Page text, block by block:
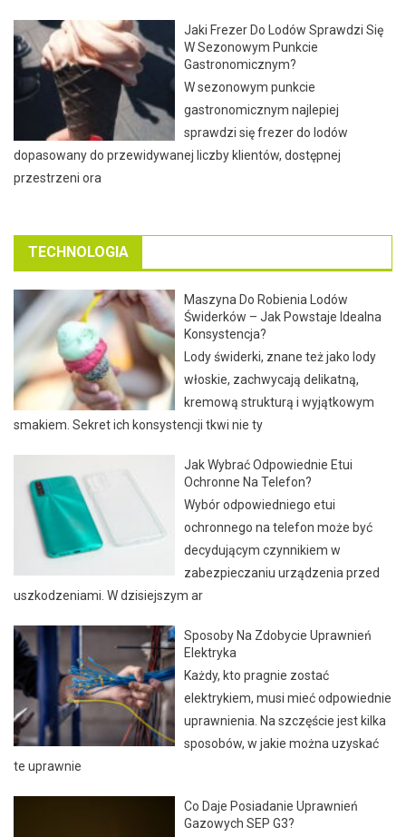
Jaki Frezer Do Lodów Sprawdzi Się
W Sezonowym Punkcie
Gastronomicznym?
W sezonowym punkcie
gastronomicznym najlepiej
sprawdzi się frezer do lodów
dopasowany do przewidywanej liczby klientów, dostępnej
przestrzeni ora
TECHNOLOGIA
Maszyna Do Robienia Lodów
Świderków – Jak Powstaje Idealna
Konsystencja?
Lody świderki, znane też jako lody
włoskie, zachwycają delikatną,
kremową strukturą i wyjątkowym
smakiem. Sekret ich konsystencji tkwi nie ty
Jak Wybrać Odpowiednie Etui
Ochronne Na Telefon?
Wybór odpowiedniego etui
ochronnego na telefon może być
decydującym czynnikiem w
zabezpieczaniu urządzenia przed
uszkodzeniami. W dzisiejszym ar
Sposoby Na Zdobycie Uprawnień
Elektryka
Każdy, kto pragnie zostać
elektrykiem, musi mieć odpowiednie
uprawnienia. Na szczęście jest kilka
sposobów, w jakie można uzyskać
te uprawnie
Co Daje Posiadanie Uprawnień
Gazowych SEP G3?